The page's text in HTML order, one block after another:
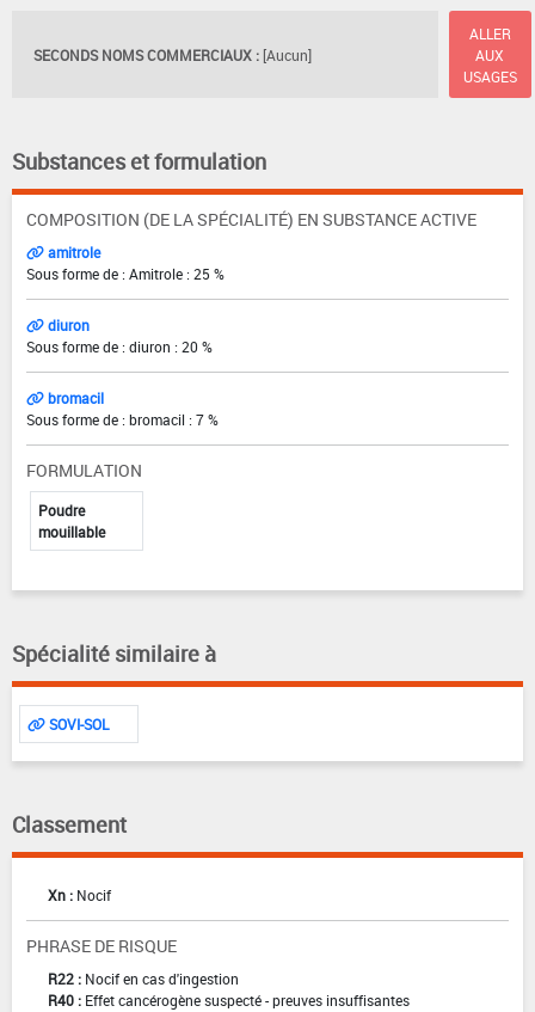
SECONDS NOMS COMMERCIAUX : [Aucun]
ALLER
AUX
USAGES
Substances et formulation
COMPOSITION (DE LA SPÉCIALITÉ) EN SUBSTANCE ACTIVE
amitrole
Sous forme de : Amitrole : 25 %
diuron
Sous forme de : diuron : 20 %
bromacil
Sous forme de : bromacil : 7 %
FORMULATION
Poudre
mouillable
Spécialité similaire à
SOVI-SOL
Classement
Xn : Nocif
PHRASE DE RISQUE
R22 : Nocif en cas d'ingestion
R40 : Effet cancérogène suspecté - preuves insuffisantes